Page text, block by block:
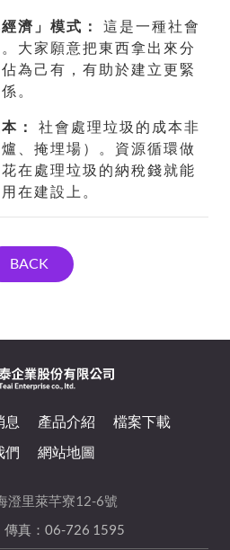
濟」模式：
這是一種社會
大家願意把東西拿出來分
為己有，有助於建立更緊
。
：
社會處理垃圾的成本非
、掩埋場）。資源循環做
在處理垃圾的納稅錢就能
在建設上。
BACK
息 產品介紹
檔案下載
們
網站地圖
澄里萊芊寮12-6號
傳真：06-726 1595